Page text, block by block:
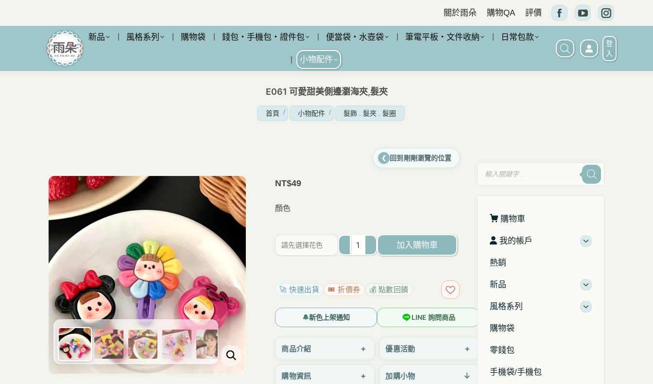
關於雨朵 購物QA 評價
Facebook
面
開
YouTube
面
開
Instagram
頁
面
新品 風格系列 購物袋 錢包・手機包・證件包 便當袋・水壺袋 筆電平板・文件收納 日常包款
小物配件
登
入
E061 可愛甜美側邊瀏海夾,髮夾
您在這裡：
首頁 小物配件 髮飾 . 髮夾 . 髮圈
❮ 回到剛剛瀏覽的位置
NT$49
顏色
請先選擇花色
E061
愛
甜
側
邊
瀏
海
加入購物車
🚀 快速出貨 🎟️ 折價券 💰 點數回饋 加入收藏
LINE 詢問商品
🔔新色上架通知
商品介紹 + 優惠活動 +
購物資訊 + 加購小物 ↓
產
購物車
我的帳戶
熱銷
新品
風格系列
購物袋
零錢包
手機袋/手機包